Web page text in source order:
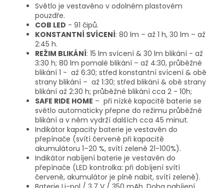
Světlo je vestavěno v odolném plastovém
pouzdře.
COB LED - 91 čipů.
KONSTANTNÍ SVÍCENÍ: 80 lm – až 1 h, 30 lm – až
2:45 h.
REŽIM BLIKÁNÍ: 15 lm svícení & 30 lm blikání - až
3:30 h; 80 lm pomalé blikání – až 4:30, průběžné
blikání 1 - až 6:30; střed konstantní svícení & obě
strany blikání – až 1:30; střed blikání & obě strany
blikání až 2:30 h; průběžné blikání cca 2 - 10h;
SAFE RIDE HOME – při nízké kapacitě baterie se
světlo automaticky přepne do režimu průběžné
blikání a v něm vydrží dalších cca 45 minut.
Indikátor kapacity baterie je vestavěn do
přepínače (svítí červeně při kapacitě
akumulátoru 1–20 %, svítí zeleně 21-100%).
Indikátor nabíjení baterie je vestavěn do
přepínače (LED kontrolka: při dobíjení svítí
červeně, akumulátor je plně nabit, svítí zeleně).